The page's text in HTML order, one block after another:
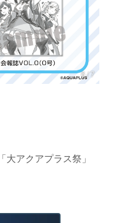
6 / 7
アクアプラス祭」